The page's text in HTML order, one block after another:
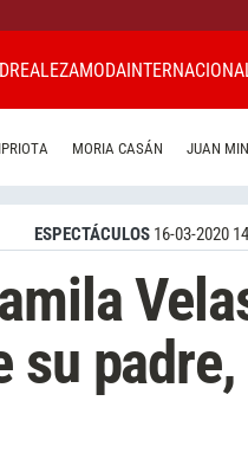
REALEZAMODA
MORIA CASÁN JUAN
ESPECTÁCULOS 16-03-2020